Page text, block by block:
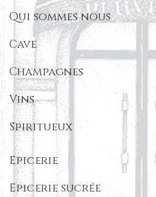
Qui sommes nous
Cave
Champagnes
Vins
Spiritueux
Epicerie
Epicerie sucrée